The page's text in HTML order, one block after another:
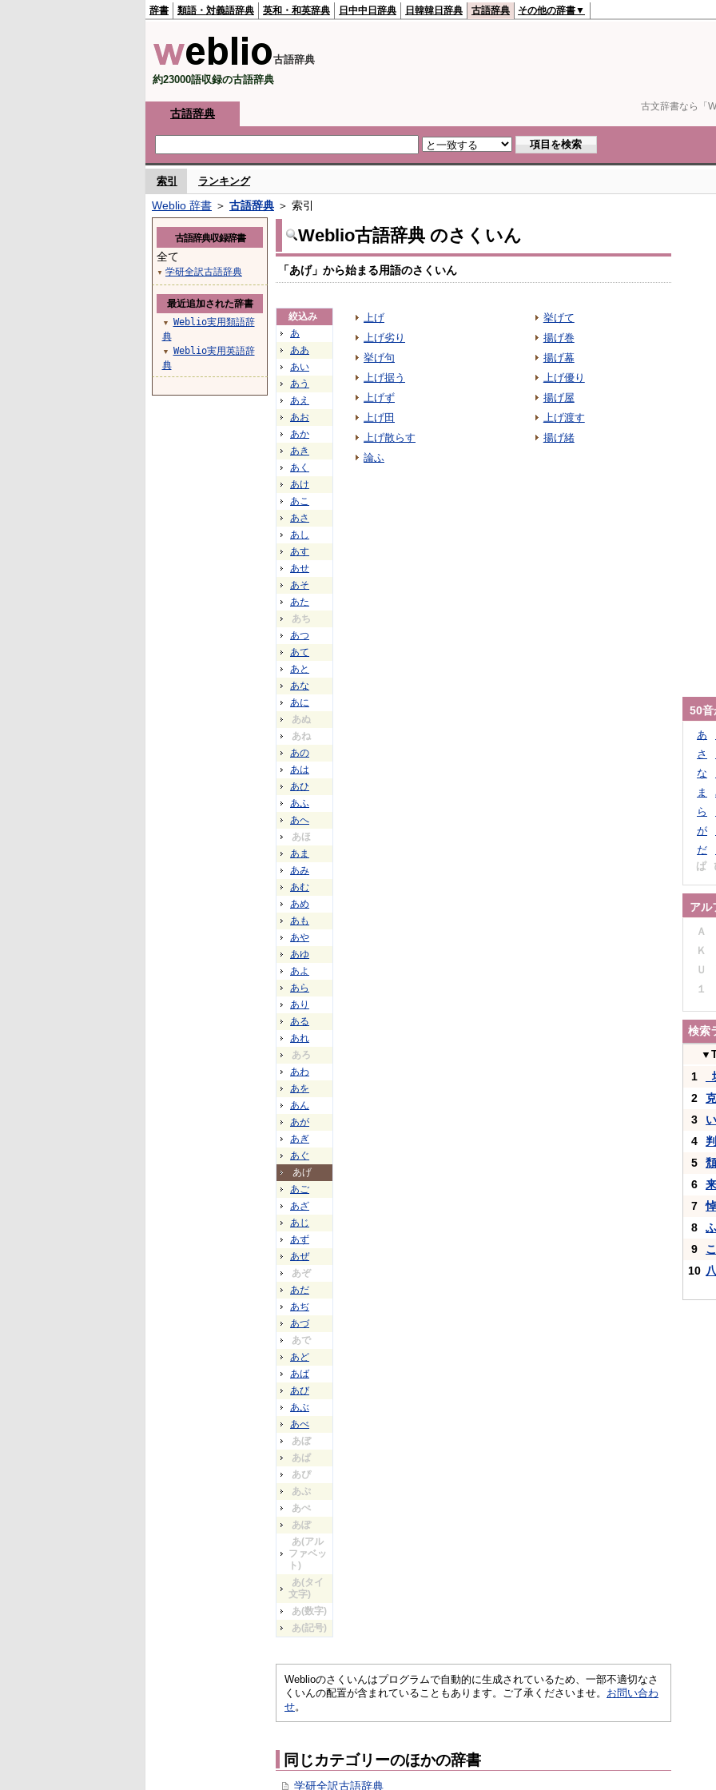
古文辞書なら「
辞書 類語・対義語辞典 英和・和英辞典 日中中日辞典 日韓韓日辞典 古語辞典 その他の辞書▼
古語辞典
約23000語収録の古語辞典
古語辞典
索引 ランキング
Weblio 辞書 ＞ 古語辞典 ＞ 索引
Weblio古語辞典 のさくいん
「あげ」から始まる用語のさくいん
絞込み
あ
ああ
あい
あう
あえ
あお
あか
あき
あく
あけ
あこ
あさ
あし
あす
あせ
あそ
あた
あち
あつ
あて
あと
あな
あに
あぬ
あね
あの
あは
あひ
あふ
あへ
あほ
あま
あみ
あむ
あめ
あも
あや
あゆ
あよ
あら
あり
ある
あれ
あろ
あわ
あを
あん
あが
あぎ
あぐ
あげ
あご
あざ
あじ
あず
あぜ
あぞ
あだ
あぢ
あづ
あで
あど
あば
あび
あぶ
あべ
あぼ
あぱ
あぴ
あぷ
あぺ
あぽ
あ(アル
ファベッ
ト)
あ(タイ
文字)
あ(数字)
あ(記号)
上げ
上げ劣り
挙げ句
上げ据う
上げず
上げ田
上げ散らす
論ふ
挙げて
揚げ巻
揚げ幕
上げ優り
揚げ屋
上げ渡す
揚げ緒
Weblioのさくいんはプログラムで自動的に生成されているため、一部不適切なさ
くいんの配置が含まれていることもあります。ご了承くださいませ。 お問い合わ
せ。
同じカテゴリーのほかの辞書
学研全訳古語辞典
古語辞典収録辞書
全て
▼ 学研全訳古語辞典
最近追加された辞書
▼
Weblio実用類語辞
典
▼
Weblio実用英語辞
典
50音
あ
さ
な
ま
ら
が
だ
ぱ
アル
Ａ
Ｋ
Ｕ
１
検索
▼
1
2
3
4
5
6
7
8
9
10